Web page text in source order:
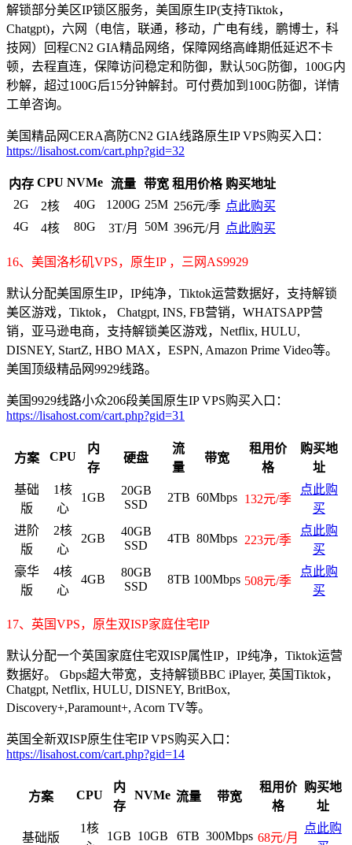
解锁部分美区IP锁区服务，美国原生IP(支持Tiktok，
Chatgpt)，六网（电信，联通，移动，广电有线，鹏博士，科
技网）回程CN2 GIA精品网络，保障网络高峰期低延迟不卡
顿，去程直连，保障访问稳定和防御，默认50G防御，100G内
秒解，超过100G后15分钟解封。可付费加到100G防御，详情
工单咨询。
美国精品网CERA高防CN2 GIA线路原生IP VPS购买入口：
https://lisahost.com/cart.php?gid=32
内存 CPU NVMe 流量 带宽 租用价格 购买地址
2G
2核 40G 1200G 25M 256元/季 点此购买
4G
4核 80G 3T/月 50M 396元/月 点此购买
16、美国洛杉矶VPS，原生IP ，三网AS9929
默认分配美国原生IP，IP纯净，Tiktok运营数据好，支持解锁
美区游戏，Tiktok， Chatgpt, INS, FB营销，WHATSAPP营
销，亚马逊电商，支持解锁美区游戏，Netflix, HULU,
DISNEY, StartZ, HBO MAX，ESPN, Amazon Prime Video等。
美国顶级精品网9929线路。
美国9929线路小众206段美国原生IP VPS购买入口：
https://lisahost.com/cart.php?gid=31
方案 CPU
内
存
硬盘
流
量
带宽
租用价
格
购买地
址
基础
版
1核
心
1GB
20GB
SSD
2TB 60Mbps 132元/季
点此购
买
进阶
版
2核
心
2GB
40GB
SSD
4TB 80Mbps 223元/季
点此购
买
豪华
版
4核
心
4GB
80GB
SSD
8TB 100Mbps 508元/季
点此购
买
17、英国VPS，原生双ISP家庭住宅IP
默认分配一个英国家庭住宅双ISP属性IP，IP纯净，Tiktok运营
数据好。 Gbps超大带宽，支持解锁BBC iPlayer, 英国Tiktok，
Chatgpt, Netflix, HULU, DISNEY, BritBox,
Discovery+,Paramount+, Acorn TV等。
英国全新双ISP原生住宅IP VPS购买入口：
https://lisahost.com/cart.php?gid=14
方案 CPU
内
存
NVMe 流量 带宽
租用价
格
购买地
址
基础版
1核
1GB 10GB 6TB 300Mbps 68元/月
点此购